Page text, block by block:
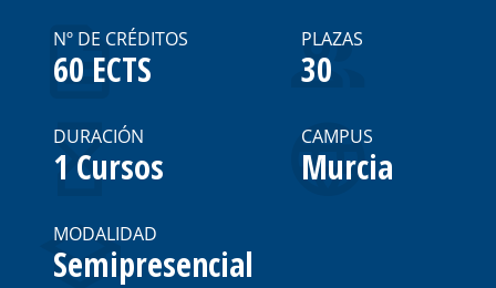
MODALIDAD
Semipresencial
Nº DE CRÉDITOS
60 ECTS
PLAZAS
30
DURACIÓN
1 Cursos
CAMPUS
Murcia